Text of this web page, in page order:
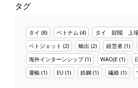
タグ
タイ (8) ベトナム (4) タイ 財閥 上
ベトジェット (2) 輸出 (2) 経営者 (1)
海外インターンシップ(1) WAOJE (1)
運輸 (1) EU (1) 鉄鋼 (1) 繊維 (1)